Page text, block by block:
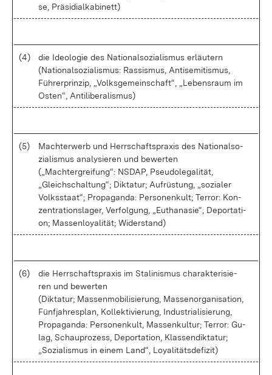
se, Prä­si­di­al­ka­bi­nett)
(4)
die Ideo­lo­gie des Na­tio­nal­so­zia­lis­mus er­läu­tern
(Na­tio­nal­so­zia­lis­mus: Ras­sis­mus, An­ti­se­mi­tis­mus,
Füh­rer­prin­zip, „Volks­ge­mein­schaft“, „Le­bens­raum im
Os­ten“, An­ti­li­be­ra­lis­mus)
(5)
Mach­ter­werb und Herr­schafts­pra­xis des Na­tio­nal­so­
zia­lis­mus ana­ly­sie­ren und be­wer­ten
(„Macht­ergrei­fung“: NSDAP, Pseu­do­lega­li­tät,
„Gleich­schal­tung“; Dik­ta­tur; Auf­rüs­tung, „so­zia­ler
Volks­staat“; Pro­pa­gan­da: Per­so­nen­kult; Ter­ror: Kon­
zen­tra­ti­ons­la­ger, Ver­fol­gung, „Eu­tha­na­sie“, De­por­ta­ti­
on; Mas­sen­loya­li­tät; Wi­der­stand)
(6)
die Herr­schafts­pra­xis im Sta­li­nis­mus cha­rak­te­ri­sie­
ren und be­wer­ten
(Dik­ta­tur; Mas­sen­mo­bi­li­sie­rung, Mas­sen­or­ga­ni­sa­ti­on,
Fünf­jah­res­plan, Kol­lek­ti­vie­rung, In­dus­tria­li­sie­rung,
Pro­pa­gan­da: Per­so­nen­kult, Mas­sen­kul­tur; Ter­ror: Gu­
lag, Schau­pro­zess, De­por­ta­ti­on, Klas­sen­dik­ta­tur;
„So­zia­lis­mus in ei­nem Land“, Loya­li­täts­de­fi­zit)